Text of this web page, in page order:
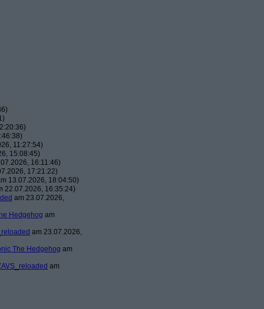
11:27:54)
15:08:45)
16:11:46)
17:21:22)
13.07.2026, 18:04:50)
22.07.2026, 16:35:24)
am 23.07.2026,
Hedgehog am
am 23.07.2026,
The Hedgehog am
AVS_reloaded am